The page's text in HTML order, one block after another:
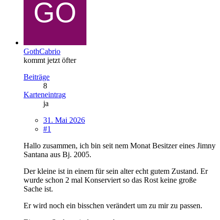
GothCabrio
kommt jetzt öfter
Beiträge
8
Karteneintrag
ja
31. Mai 2026
#1
Hallo zusammen, ich bin seit nem Monat Besitzer eines Jimny
Santana aus Bj. 2005.
Der kleine ist in einem für sein alter echt gutem Zustand. Er
wurde schon 2 mal Konserviert so das Rost keine große
Sache ist.
Er wird noch ein bisschen verändert um zu mir zu passen.